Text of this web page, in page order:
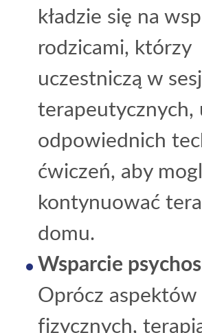
kładzie się na
rodzicami, którzy
uczestniczą w
terapeutycznych,
odpowiednich
ćwiczeń, aby
kontynuować
domu.
Wsparcie
Oprócz aspektów
fizycznych,